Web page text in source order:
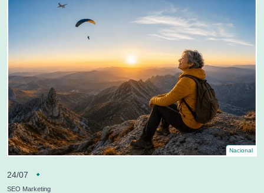
Nacional
24/07
SEO Marketing